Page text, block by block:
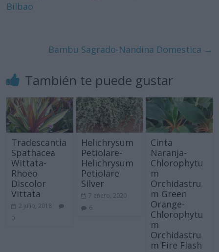
Bilbao
Bambu Sagrado-Nandina Domestica →
También te puede gustar
Tradescantia
Spathacea
Wittata-
Rhoeo
Discolor
Vittata
2 julio, 2018
0
Helichrysum
Petiolare-
Helichrysum
Petiolare
Silver
7 enero, 2020
6
Cinta
Naranja-
Chlorophytu
m
Orchidastru
m Green
Orange-
Chlorophytu
m
Orchidastru
m Fire Flash